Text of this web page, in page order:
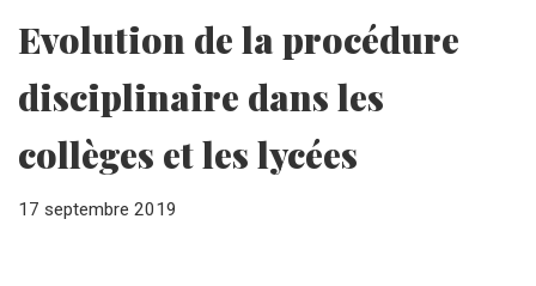
Evolution de la procédure
disciplinaire dans les
collèges et les lycées
17 septembre 2019